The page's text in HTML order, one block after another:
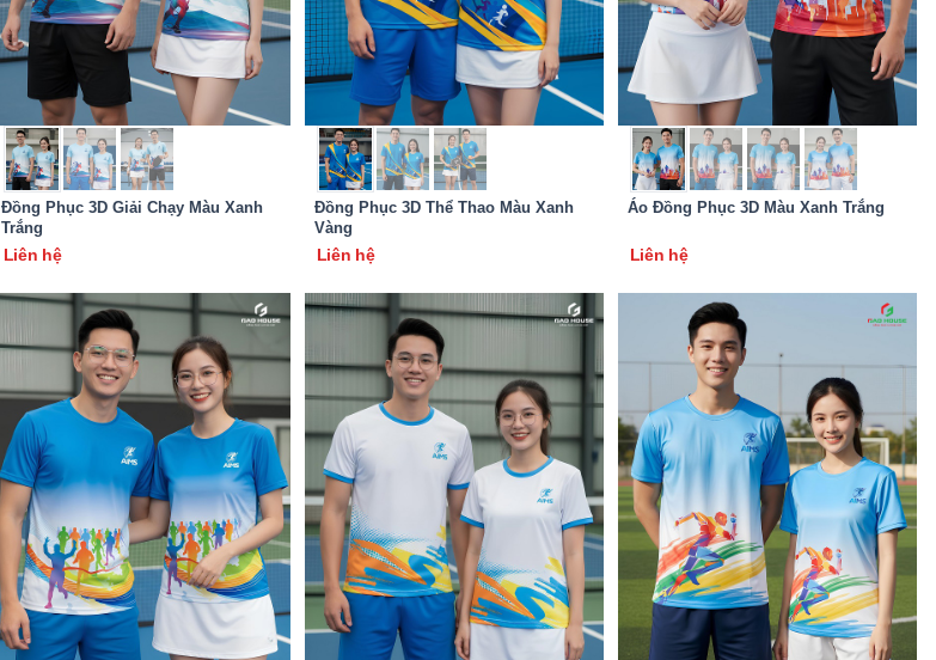
Đồng Phục 3D Giải Chạy Màu Xanh
Trắng
Liên hệ
Đồng Phục 3D Thể Thao Màu Xanh
Vàng
Liên hệ
Áo Đồng Phục 3D Màu Xanh Trắng
Liên hệ